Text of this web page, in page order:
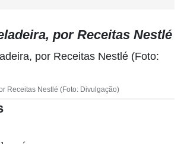
por Receitas Nestlé
Receitas Nestlé (Foto: Divulgação)